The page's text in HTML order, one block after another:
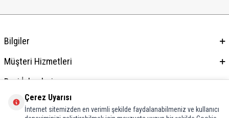
Bilgiler
Müşteri Hizmetleri
Bayi İşlemleri
Adres & İletişim
Çerez Uyarısı
İnternet sitemizden en verimli şekilde faydalanabilmeniz ve kullanıcı